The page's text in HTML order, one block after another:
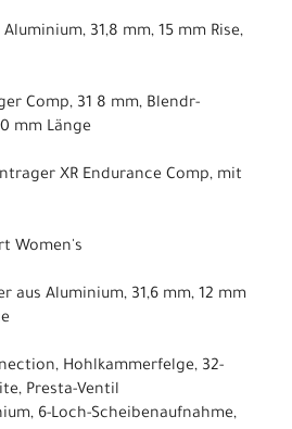
31,8 mm, 15 mm Rise,
Comp, 31 8 mm, Blendr-
mm Länge
XR Endurance Comp, mit
Women's
aus Aluminium, 31,6 mm, 12 mm
Hohlkammerfelge, 32-
Presta-Ventil
6-Loch-Scheibenaufnahme,